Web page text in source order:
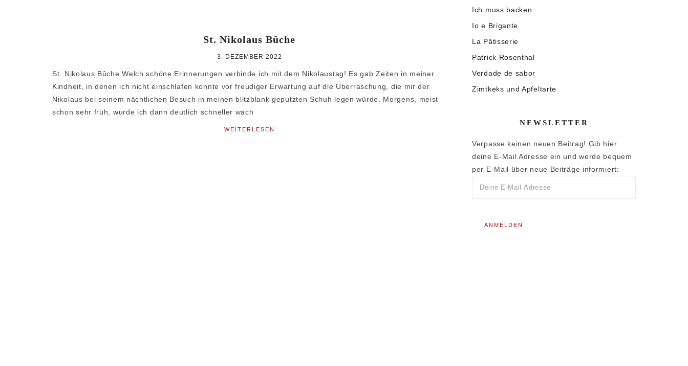
St. Nikolaus Bûche
3. DEZEMBER 2022
St. Nikolaus Bûche Welch schöne Erinnerungen verbinde ich mit dem Nikolaustag! Es gab Zeiten in meiner
Kindheit, in denen ich nicht einschlafen konnte vor freudiger Erwartung auf die Überraschung, die mir der
Nikolaus bei seinem nächtlichen Besuch in meinen blitzblank geputzten Schuh legen würde. Morgens, meist
schon sehr früh, wurde ich dann deutlich schneller wach
WEITERLESEN
Ich muss backen
Io e Brigante
La Pâtisserie
Patrick Rosenthal
Verdade de sabor
Zimtkeks und Apfeltarte
NEWSLETTER
Verpasse keinen neuen Beitrag! Gib hier
deine E-Mail Adresse ein und werde bequem
per E-Mail über neue Beiträge informiert: